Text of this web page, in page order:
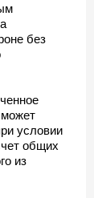
без
может
условии
общих
из